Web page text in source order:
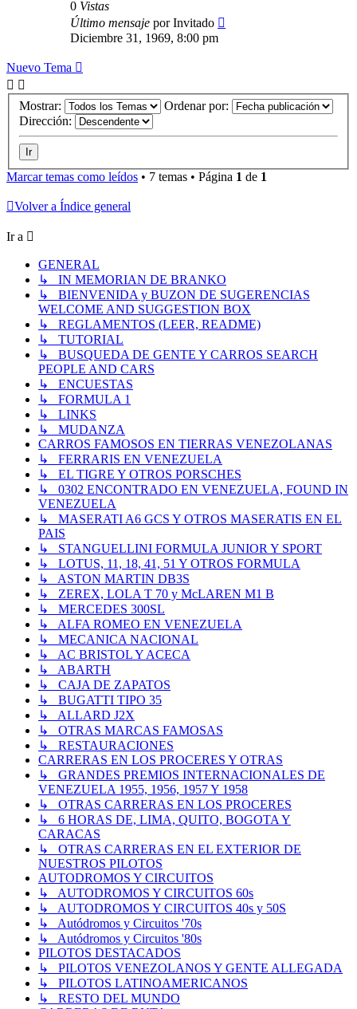
0 Vistas
Último mensaje porInvitado
Diciembre 31, 1969, 8:00 pm
Nuevo Tema
Mostrar:
Ordenar por:
Dirección:
Marcar temas como leídos • 7 temas • Página 1 de 1
Volver a Índice general
Ir a
GENERAL
↳ IN MEMORIAN DE BRANKO
↳ BIENVENIDA y BUZON DE SUGERENCIAS
WELCOME AND SUGGESTION BOX
↳ REGLAMENTOS (LEER, README)
↳ TUTORIAL
↳ BUSQUEDA DE GENTE Y CARROS SEARCH
PEOPLE AND CARS
↳ ENCUESTAS
↳ FORMULA 1
↳ LINKS
↳ MUDANZA
CARROS FAMOSOS EN TIERRAS VENEZOLANAS
↳ FERRARIS EN VENEZUELA
↳ EL TIGRE Y OTROS PORSCHES
↳ 0302 ENCONTRADO EN VENEZUELA, FOUND IN
VENEZUELA
↳ MASERATI A6 GCS Y OTROS MASERATIS EN EL
PAIS
↳ STANGUELLINI FORMULA JUNIOR Y SPORT
↳ LOTUS, 11, 18, 41, 51 Y OTROS FORMULA
↳ ASTON MARTIN DB3S
↳ ZEREX, LOLA T 70 y McLAREN M1 B
↳ MERCEDES 300SL
↳ ALFA ROMEO EN VENEZUELA
↳ MECANICA NACIONAL
↳ AC BRISTOL Y ACECA
↳ ABARTH
↳ CAJA DE ZAPATOS
↳ BUGATTI TIPO 35
↳ ALLARD J2X
↳ OTRAS MARCAS FAMOSAS
↳ RESTAURACIONES
CARRERAS EN LOS PROCERES Y OTRAS
↳ GRANDES PREMIOS INTERNACIONALES DE
VENEZUELA 1955, 1956, 1957 Y 1958
↳ OTRAS CARRERAS EN LOS PROCERES
↳ 6 HORAS DE, LIMA, QUITO, BOGOTA Y
CARACAS
↳ OTRAS CARRERAS EN EL EXTERIOR DE
NUESTROS PILOTOS
AUTODROMOS Y CIRCUITOS
↳ AUTODROMOS Y CIRCUITOS 60s
↳ AUTODROMOS Y CIRCUITOS 40s y 50S
↳ Autódromos y Circuitos '70s
↳ Autódromos y Circuitos '80s
PILOTOS DESTACADOS
↳ PILOTOS VENEZOLANOS Y GENTE ALLEGADA
↳ PILOTOS LATINOAMERICANOS
↳ RESTO DEL MUNDO